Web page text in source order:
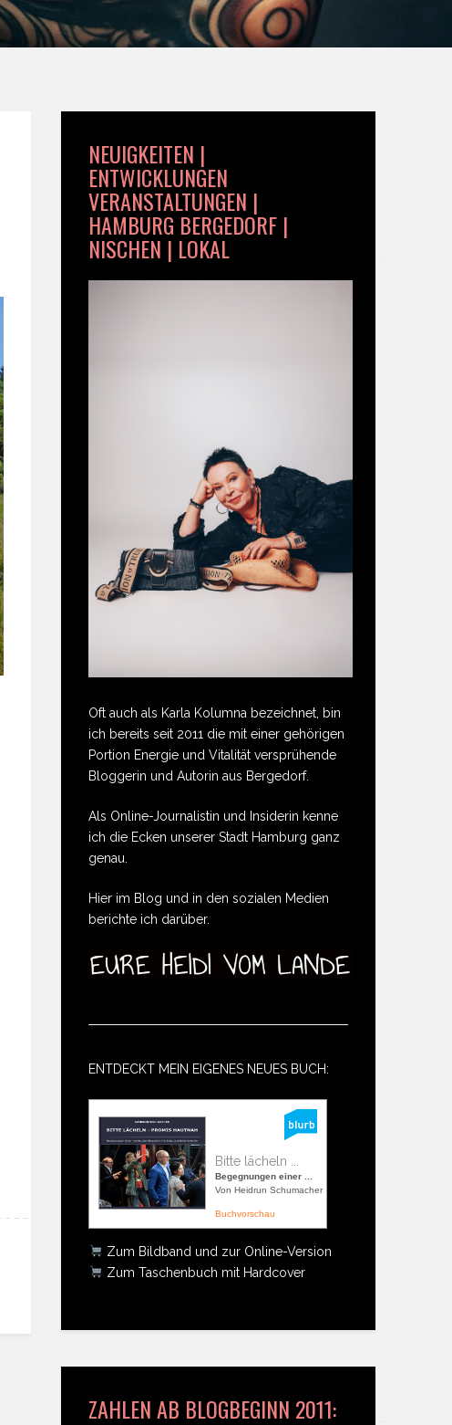
NEUIGKEITEN |
ENTWICKLUNGEN
VERANSTALTUNGEN |
HAMBURG BERGEDORF |
NISCHEN | LOKAL
Oft auch als Karla Kolumna bezeichnet, bin
ich bereits seit 2011 die mit einer gehörigen
Portion Energie und Vitalität versprühende
Bloggerin und Autorin aus Bergedorf.
Als Online-Journalistin und Insiderin kenne
ich die Ecken unserer Stadt Hamburg ganz
genau.
Hier im Blog und in den sozialen Medien
berichte ich darüber.
ENTDECKT MEIN EIGENES NEUES BUCH:
Bitte lächeln ...
Begegnungen einer ...
Von Heidrun Schumacher
Buchvorschau
Zum Bildband und zur Online-Version
Zum Taschenbuch mit Hardcover
ZAHLEN AB BLOGBEGINN 2011: